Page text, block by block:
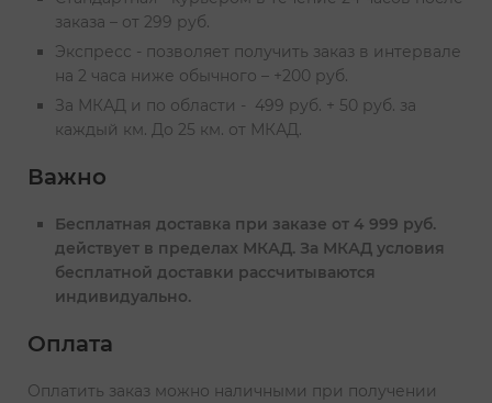
заказа – от 299 руб.
Экспресс - позволяет получить заказ в интервале
на 2 часа ниже обычного – +200 руб.
За МКАД и по области - 499 руб. + 50 руб. за
каждый км. До 25 км. от МКАД.
Важно
Бесплатная доставка при заказе от 4 999 руб.
действует в пределах МКАД. За МКАД условия
бесплатной доставки рассчитываются
индивидуально.
Оплата
Оплатить заказ можно наличными при получении